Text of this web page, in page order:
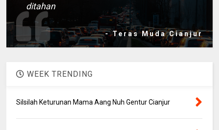
ditahan
- Teras Muda Cianjur
WEEK TRENDING
Silsilah Keturunan Mama Aang Nuh Gentur Cianjur